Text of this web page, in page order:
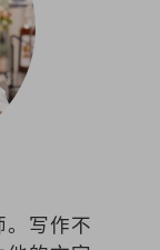
。写作不